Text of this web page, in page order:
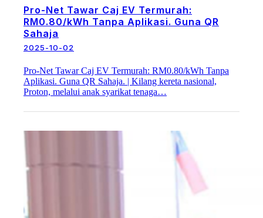
Pro-Net Tawar Caj EV Termurah:
RM0.80/kWh Tanpa Aplikasi. Guna QR
Sahaja
2025-10-02
Pro-Net Tawar Caj EV Termurah: RM0.80/kWh Tanpa
Aplikasi. Guna QR Sahaja. | Kilang kereta nasional,
Proton, melalui anak syarikat tenaga…